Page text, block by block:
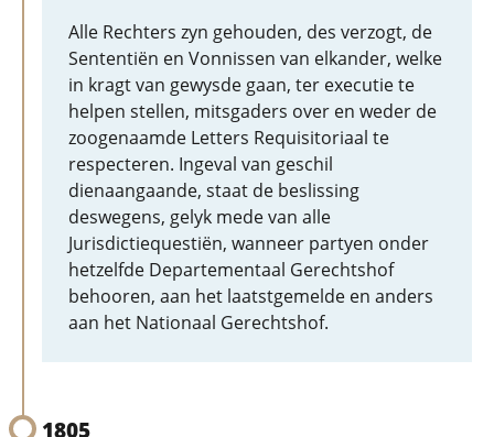
Alle Rechters zyn gehouden, des verzogt, de
Sententiën en Vonnissen van elkander, welke
in kragt van gewysde gaan, ter executie te
helpen stellen, mitsgaders over en weder de
zoogenaamde Letters Requisitoriaal te
respecteren. Ingeval van geschil
dienaangaande, staat de beslissing
deswegens, gelyk mede van alle
Jurisdictiequestiën, wanneer partyen onder
hetzelfde Departementaal Gerechtshof
behooren, aan het laatstgemelde en anders
aan het Nationaal Gerechtshof.
1805